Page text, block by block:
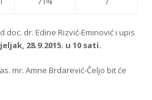
dr. Edine Rizvić-Eminović i upis
28.9.2015. u 10 sati.
mr. Amne Brdarević-Čeljo bit će